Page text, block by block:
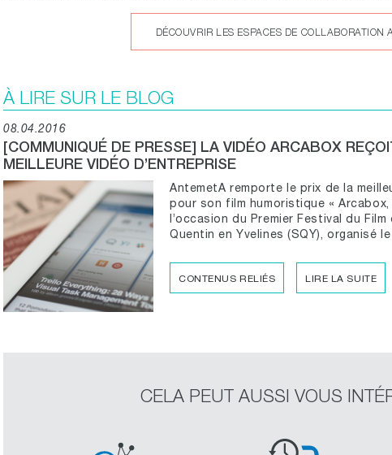
DÉCOUVRIR LES ESPACES DE COLLABORATION
À LIRE SUR LE BLOG
08.04.2016
[COMMUNIQUÉ DE PRESSE] LA VIDÉO ARCABOX
MEILLEURE VIDÉO D’ENTREPRISE
AntemetA remporte le prix de la
pour son film humoristique « Arcabox,
l’occasion du Premier Festival du
Quentin en Yvelines (SQY), organisé
CONTENUS RELIÉS LIRE LA SUITE
CELA PEUT AUSSI VOUS